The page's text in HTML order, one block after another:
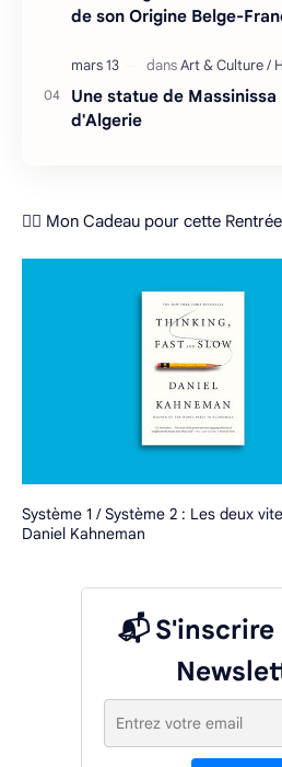
de son Origine Belge-
Une statue de
d'Algerie
❤️‍🔥 Mon Cadeau pour cette
Système 1 / Système 2 : Les deux
Daniel Kahneman
📬 S'inscrire